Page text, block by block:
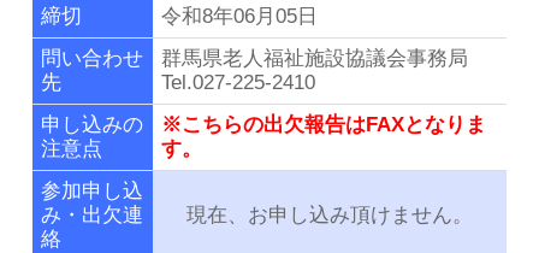
締切
令和8年06月05日
問い合わせ
先
群馬県老人福祉施設協議会事務局
Tel.027-225-2410
申し込みの
注意点
※こちらの出欠報告はFAXとなりま
す。
参加申し込
み・出欠連
絡
現在、お申し込み頂けません。